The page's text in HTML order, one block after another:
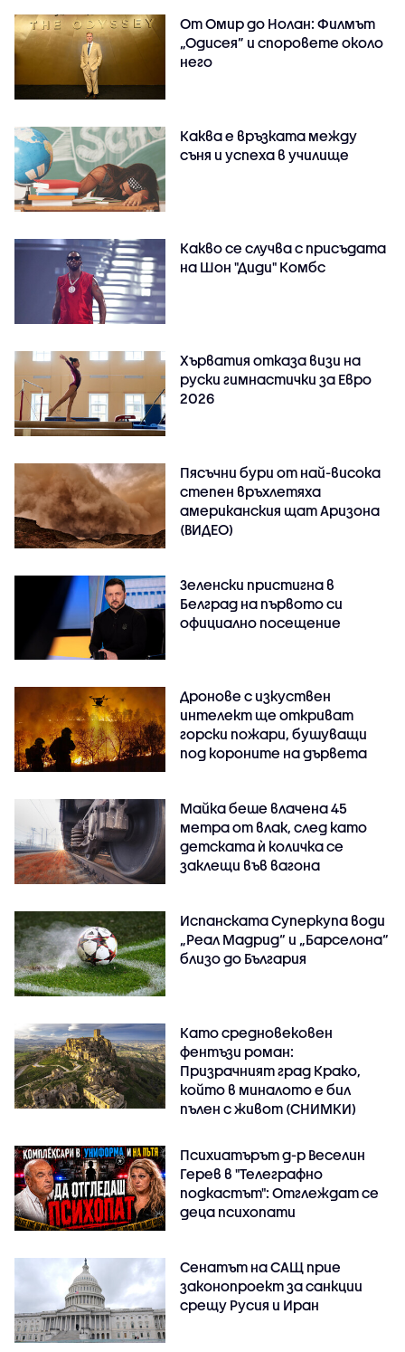
От Омир до Нолан: Филмът
„Одисея” и споровете около
него
Каква е връзката между
съня и успеха в училище
Какво се случва с присъдата
на Шон "Диди" Комбс
Хърватия отказа визи на
руски гимнастички за Евро
2026
Пясъчни бури от най-висока
степен връхлетяха
американския щат Аризона
(ВИДЕО)
Зеленски пристигна в
Белград на първото си
официално посещение
Дронове с изкуствен
интелект ще откриват
горски пожари, бушуващи
под короните на дървета
Майка беше влачена 45
метра от влак, след като
детската ѝ количка се
заклещи във вагона
Испанската Суперкупа води
„Реал Мадрид“ и „Барселона“
близо до България
Като средновековен
фентъзи роман:
Призрачният град Крако,
който в миналото е бил
пълен с живот (СНИМКИ)
Психиатърът д-р Веселин
Герев в "Телеграфно
подкастът": Отглеждат се
деца психопати
Сенатът на САЩ прие
законопроект за санкции
срещу Русия и Иран